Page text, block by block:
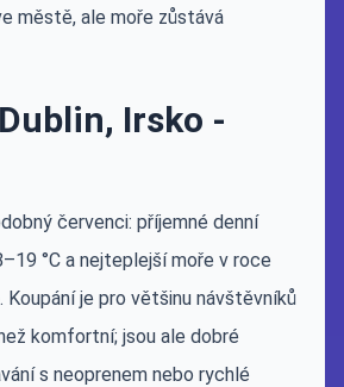
městě, ale moře zůstává
Irsko -
červenci: příjemné denní
°C a nejteplejší moře v roce
Koupání je pro většinu návštěvníků
komfortní; jsou ale dobré
s neoprenem nebo rychlé